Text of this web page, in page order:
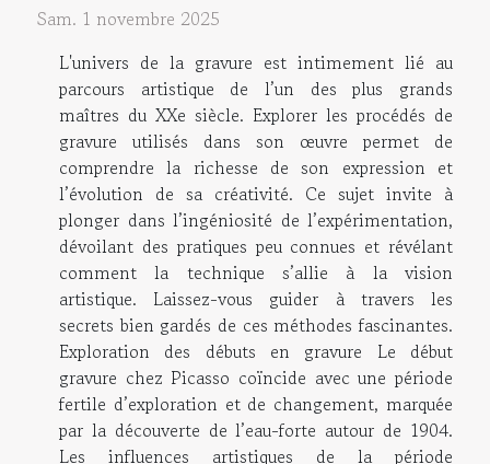
Sam. 1 novembre 2025
L'univers de la gravure est intimement lié au
parcours artistique de l’un des plus grands
maîtres du XXe siècle. Explorer les procédés de
gravure utilisés dans son œuvre permet de
comprendre la richesse de son expression et
l’évolution de sa créativité. Ce sujet invite à
plonger dans l’ingéniosité de l’expérimentation,
dévoilant des pratiques peu connues et révélant
comment la technique s’allie à la vision
artistique. Laissez-vous guider à travers les
secrets bien gardés de ces méthodes fascinantes.
Exploration des débuts en gravure Le début
gravure chez Picasso coïncide avec une période
fertile d’exploration et de changement, marquée
par la découverte de l’eau-forte autour de 1904.
Les influences artistiques de la période